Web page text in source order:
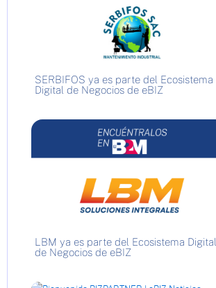
SERBIFOS ya es parte del Ecosistema
Digital de Negocios de eBIZ
LBM ya es parte del Ecosistema Digital
de Negocios de eBIZ